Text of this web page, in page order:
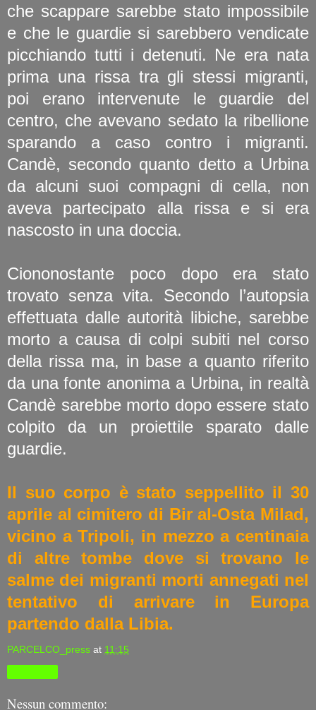
che scappare sarebbe stato impossibile
e che le guardie si sarebbero vendicate
picchiando tutti i detenuti. Ne era nata
prima una rissa tra gli stessi migranti,
poi erano intervenute le guardie del
centro, che avevano sedato la ribellione
sparando a caso contro i migranti.
Candè, secondo quanto detto a Urbina
da alcuni suoi compagni di cella, non
aveva partecipato alla rissa e si era
nascosto in una doccia.
Ciononostante poco dopo era stato
trovato senza vita. Secondo l’autopsia
effettuata dalle autorità libiche, sarebbe
morto a causa di colpi subiti nel corso
della rissa ma, in base a quanto riferito
da una fonte anonima a Urbina, in realtà
Candè sarebbe morto dopo essere stato
colpito da un proiettile sparato dalle
guardie.
Il suo corpo è stato seppellito il 30
aprile al cimitero di Bir al-Osta Milad,
vicino a Tripoli, in mezzo a centinaia
di altre tombe dove si trovano le
salme dei migranti morti annegati nel
tentativo di arrivare in Europa
partendo dalla Libia.
PARCELCO_press at 11:15
Nessun commento: